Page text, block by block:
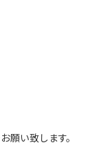
い致します。